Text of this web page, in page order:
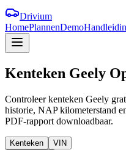
Drivium
HomePlannenDemo
Kenteken Geely
Controleer kenteken Geely
historie, NAP kilometerstand
PDF-rapport downloadbaar.
Kenteken VIN